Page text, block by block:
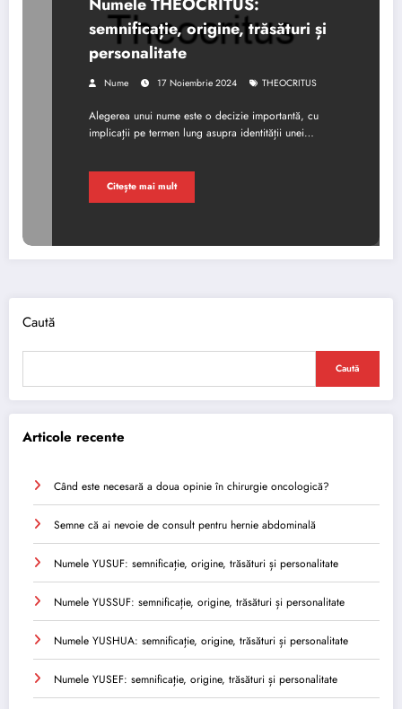
semnificație, origine, trăsături și
personalitate
Nume 17 Noiembrie 2024 THEOCRITUS
Alegerea unui nume este o decizie importantă, cu
implicații pe termen lung asupra identității unei…
Citește mai mult
Caută
Caută
Articole recente
Când este necesară a doua opinie în chirurgie oncologică?
Semne că ai nevoie de consult pentru hernie abdominală
Numele YUSUF: semnificație, origine, trăsături și personalitate
Numele YUSSUF: semnificație, origine, trăsături și personalitate
Numele YUSHUA: semnificație, origine, trăsături și personalitate
Numele YUSEF: semnificație, origine, trăsături și personalitate